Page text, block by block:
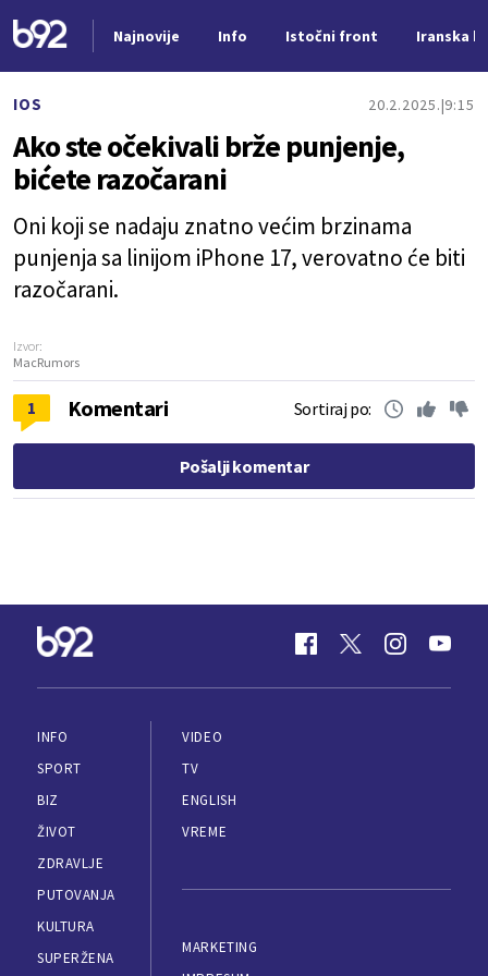
Najnovije Info Istočni front Iranska
IOS 20.2.2025. 9:15
Ako ste očekivali brže punjenje,
bićete razočarani
Oni koji se nadaju znatno većim brzinama
punjenja sa linijom iPhone 17, verovatno će biti
razočarani.
Izvor:
MacRumors
1 Komentari Sortiraj po:
Pošalji komentar
INFO
SPORT
BIZ
ŽIVOT
ZDRAVLJE
PUTOVANJA
KULTURA
SUPERŽENA
VIDEO
TV
ENGLISH
VREME
MARKETING